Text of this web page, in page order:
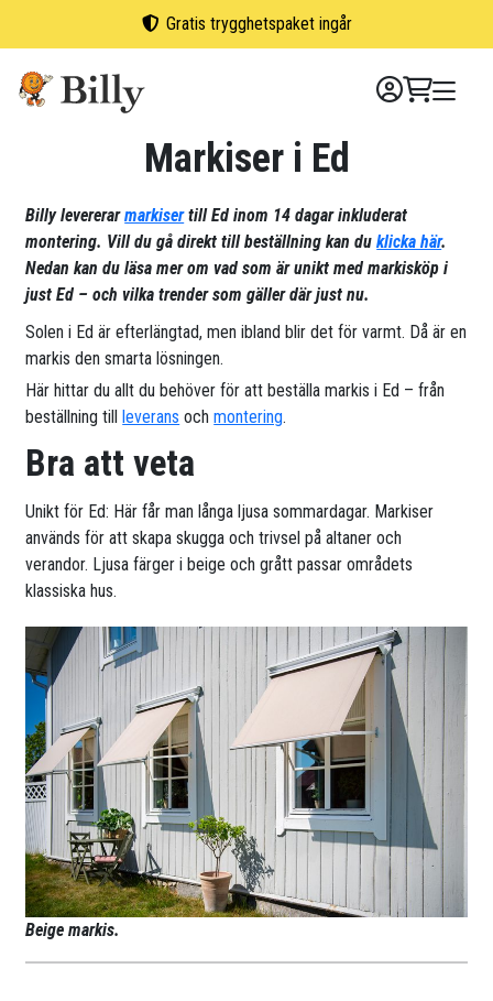
Gratis trygghetspaket ingår
Markiser i Ed
Billy levererarmarkisertill Ed inom 14 dagar inkluderat
montering. Vill du gå direkt till beställning kan duklicka här.
Nedan kan du läsa mer om vad som är unikt med markisköp i
just Ed – och vilka trender som gäller där just nu.
Solen i Ed är efterlängtad, men ibland blir det för varmt. Då är en
markis den smarta lösningen.
Här hittar du allt du behöver för att beställa markis i Ed – från
beställning tillleverans ochmontering.
Bra att veta
Unikt för Ed: Här får man långa ljusa sommardagar. Markiser
används för att skapa skugga och trivsel på altaner och
verandor. Ljusa färger i beige och grått passar områdets
klassiska hus.
Beige markis.